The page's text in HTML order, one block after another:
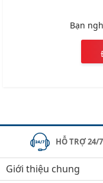
Bạn
HỖ TRỢ 24/7
Giới thiệu chung